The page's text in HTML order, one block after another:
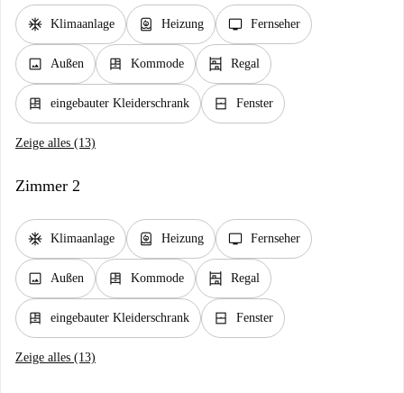
ac_unit Klimaanlage water_heater Heizung tv Fernseher
image Außen dresser Kommode shelves Regal
dresser eingebauter Kleiderschrank window_closed Fenster
Zeige alles (13)
Zimmer 2
ac_unit Klimaanlage water_heater Heizung tv Fernseher
image Außen dresser Kommode shelves Regal
dresser eingebauter Kleiderschrank window_closed Fenster
Zeige alles (13)